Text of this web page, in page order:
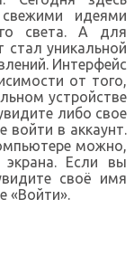
идеями
света. А для
стал уникальной
Интерфейс
от того,
устройстве
либо свое
войти в аккаунт.
можно,
Если вы
своё имя
«Войти».